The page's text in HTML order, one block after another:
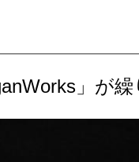
」が